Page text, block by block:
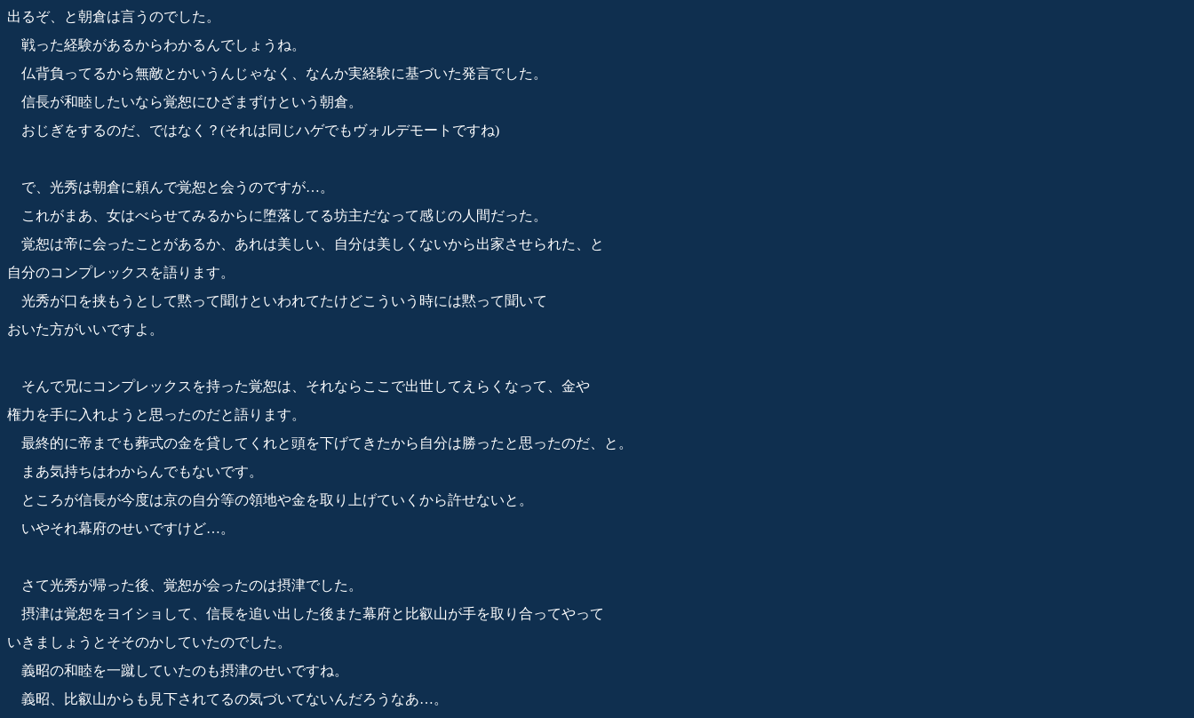
出るぞ、と朝倉は言うのでした。
戦った経験があるからわかるんでしょうね。
仏背負ってるから無敵とかいうんじゃなく、なんか実経験に基づいた発言でした。
信長が和睦したいなら覚恕にひざまずけという朝倉。
おじぎをするのだ、ではなく？(それは同じハゲでもヴォルデモートですね)
で、光秀は朝倉に頼んで覚恕と会うのですが…。
これがまあ、女はべらせてみるからに堕落してる坊主だなって感じの人間だった。
覚恕は帝に会ったことがあるか、あれは美しい、自分は美しくないから出家させられた、と
自分のコンプレックスを語ります。
光秀が口を挟もうとして黙って聞けといわれてたけどこういう時には黙って聞いて
おいた方がいいですよ。
そんで兄にコンプレックスを持った覚恕は、それならここで出世してえらくなって、金や
権力を手に入れようと思ったのだと語ります。
最終的に帝までも葬式の金を貸してくれと頭を下げてきたから自分は勝ったと思ったのだ、と。
まあ気持ちはわからんでもないです。
ところが信長が今度は京の自分等の領地や金を取り上げていくから許せないと。
いやそれ幕府のせいですけど…。
さて光秀が帰った後、覚恕が会ったのは摂津でした。
摂津は覚恕をヨイショして、信長を追い出した後また幕府と比叡山が手を取り合ってやって
いきましょうとそそのかしていたのでした。
義昭の和睦を一蹴していたのも摂津のせいですね。
義昭、比叡山からも見下されてるの気づいてないんだろうなあ…。